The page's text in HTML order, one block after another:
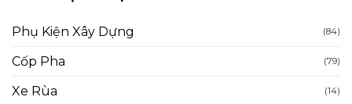
Phụ Kiện Xây Dựng (84)
Cốp Pha (79)
Xe Rùa (14)